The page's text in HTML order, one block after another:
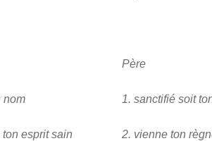
Père
nom 1. sanctifié soit
ton esprit sain 2. vienne ton